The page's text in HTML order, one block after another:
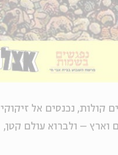
קולות, נכנסים אל זיקוקי
וארץ – ולברוא עולם קטן,